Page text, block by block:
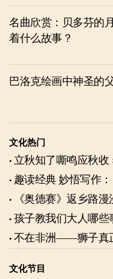
名曲欣赏：贝多芬的
着什么故事？
巴洛克绘画中神圣的
文化热门
趣读经典 妙悟写作
《奥德赛》返乡路
孩子教我们大人哪些
不在非洲——狮子真
文化节目